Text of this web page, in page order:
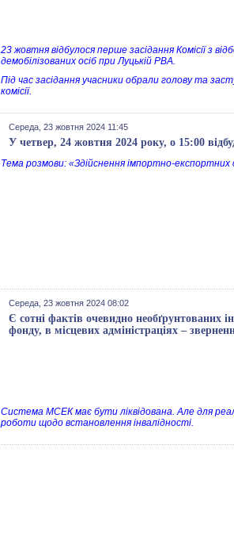
23 жовтня відбулося перше засідання Комісії з
демобілізованих осіб при Луцькій РВА.
Під час засідання учасники обрали голову та
комісії.
Середа, 23 жовтня 2024 11:45
У четвер, 24 жовтня 2024 року, о 15:00
Тема розмови: «Здійснення імпортно-експортних
Середа, 23 жовтня 2024 08:02
Є сотні фактів очевидно необґрунтованих
фонду, в місцевих адміністраціях –
Система МСЕК має бути ліквідована. Але для
роботи щодо встановлення інвалідності.